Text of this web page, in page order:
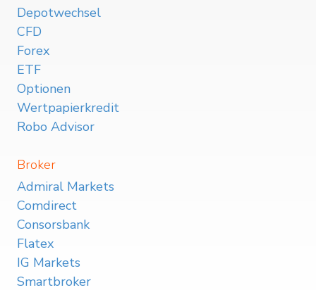
Depotwechsel
CFD
Forex
ETF
Optionen
Wertpapierkredit
Robo Advisor
Broker
Admiral Markets
Comdirect
Consorsbank
Flatex
IG Markets
Smartbroker